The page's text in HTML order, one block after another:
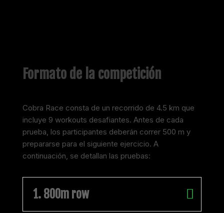
Formato de la competición
Cobra Race consta de un recorrido de 4.5 km que
incluye 9 workouts desafiantes. Antes de cada
prueba, los participantes deberán correr 500 m y
prepararse para el siguiente ejercicio. A
continuación, se detallan las pruebas:
1. 800m row